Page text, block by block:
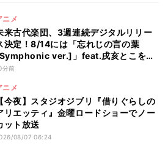
ニメ
来古代楽団、3週連続デジタルリリー
決定！8/14には「忘れじの言の葉
ver.]」feat.戌亥とこを配
分前
ニメ
【今夜】スタジオジブリ『借りぐらしの
リエッティ』金曜ロードショーでノー
ット放送
08/07 06:24